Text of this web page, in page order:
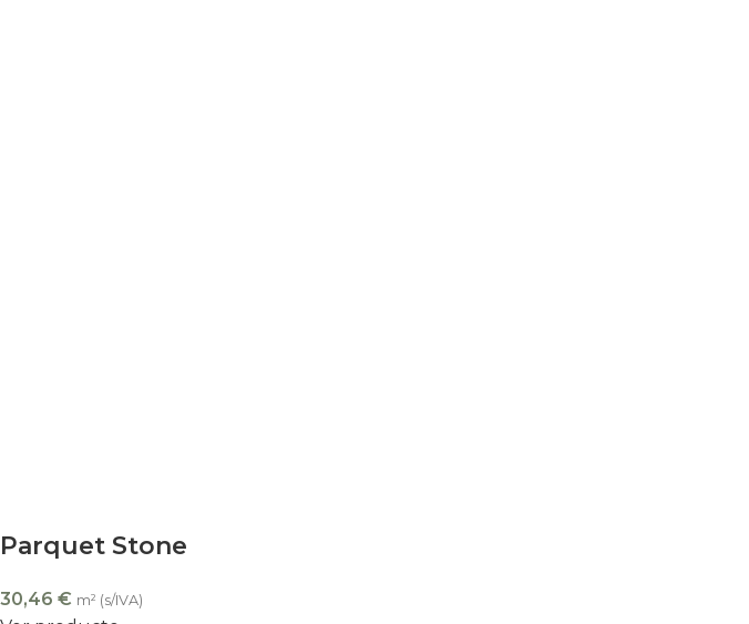
Parquet Stone
30,46 € m² (s/IVA)